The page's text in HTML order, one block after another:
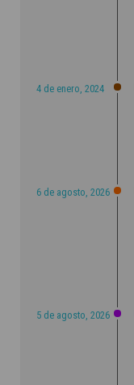
4 de enero, 2024
6 de agosto, 2026
5 de agosto, 2026